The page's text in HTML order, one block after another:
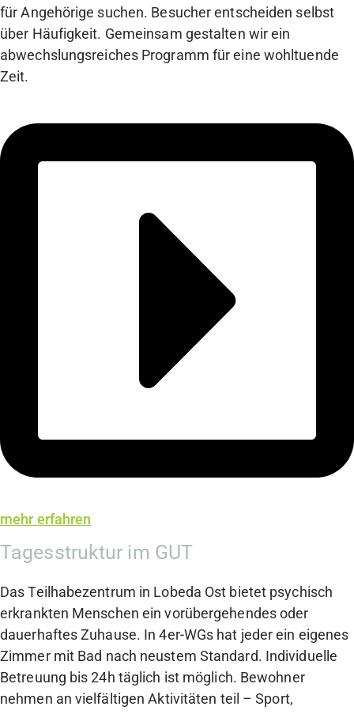
für Angehörige suchen. Besucher entscheiden selbst
über Häufigkeit. Gemeinsam gestalten wir ein
abwechslungsreiches Programm für eine wohltuende
Zeit.
mehr erfahren
Tagesstruktur im GUT
Das Teilhabezentrum in Lobeda Ost bietet psychisch
erkrankten Menschen ein vorübergehendes oder
dauerhaftes Zuhause. In 4er-WGs hat jeder ein eigenes
Zimmer mit Bad nach neustem Standard. Individuelle
Betreuung bis 24h täglich ist möglich. Bewohner
nehmen an vielfältigen Aktivitäten teil – Sport,